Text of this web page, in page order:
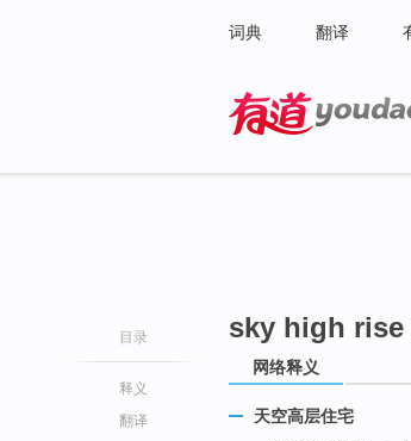
词典 翻译
目录
释义
翻译
sky high
网络释义
天空高层住宅